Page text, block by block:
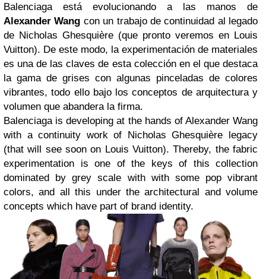
Balenciaga está evolucionando a las manos de
Alexander Wang con un trabajo de continuidad al legado
de Nicholas Ghesquière (que pronto veremos en Louis
Vuitton). De este modo, la experimentación de materiales
es una de las claves de esta colección en el que destaca
la gama de grises con algunas pinceladas de colores
vibrantes, todo ello bajo los conceptos de arquitectura y
volumen que abandera la firma.
Balenciaga is developing at the hands of Alexander Wang
with a continuity work of Nicholas Ghesquière legacy
(that will see soon on Louis Vuitton). Thereby, the fabric
experimentation is one of the keys of this collection
dominated by grey scale with with some pop vibrant
colors, and all this under the architectural and volume
concepts which have part of brand identity.